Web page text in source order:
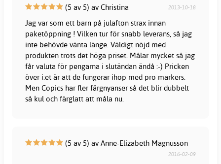
(5 av 5) av Christina 2013-10-18
Jag var som ett barn på julafton strax innan
paketöppning ! Vilken tur för snabb leverans, så jag
inte behövde vänta länge. Väldigt nöjd med
produkten trots det höga priset. Målar mycket så jag
får valuta för pengarna i slutändan ändå :-) Pricken
över i:et är att de fungerar ihop med pro markers.
Men Copics har fler färgnyanser så det blir dubbelt
så kul och färglatt att måla nu.
(5 av 5) av Anne-Elizabeth Magnusson
2016-02-09